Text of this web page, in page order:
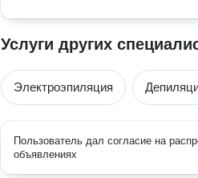
Услуги других
Электроэпиляция
Пользователь дал согласие на
объявлениях